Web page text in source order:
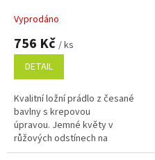
Vyprodáno
756 Kč / ks
DETAIL
Kvalitní ložní prádlo z česané
bavlny s krepovou
úpravou. Jemné květy v
růžových odstínech na
šedém podkladu.